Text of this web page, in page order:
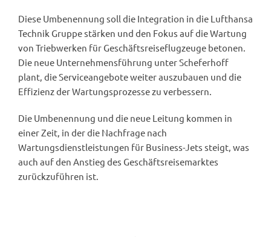
Diese Umbenennung soll die Integration in die Lufthansa
Technik Gruppe stärken und den Fokus auf die Wartung
von Triebwerken für Geschäftsreiseflugzeuge betonen.
Die neue Unternehmensführung unter Scheferhoff
plant, die Serviceangebote weiter auszubauen und die
Effizienz der Wartungsprozesse zu verbessern.
Die Umbenennung und die neue Leitung kommen in
einer Zeit, in der die Nachfrage nach
Wartungsdienstleistungen für Business-Jets steigt, was
auch auf den Anstieg des Geschäftsreisemarktes
zurückzuführen ist.